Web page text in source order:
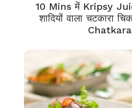
10 Mins में Kripsy
शादियों वाला चटकारा
Chatkara